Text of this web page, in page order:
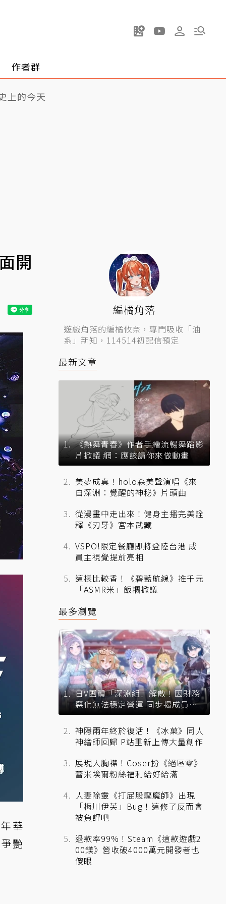
作者群
上的今天
開
華
艷
編橘角落
遊戲角落的編橘攸奈，專門吸收「油
系」新知，114514初配信預定
最新文章
《熱舞青春》作者手繪流暢舞蹈影
片掀議 網：應該請你來做動畫
美夢成真！holo森美聲演唱《來
自深淵：覺醒的神秘》片頭曲
從漫畫中走出來！健身主播完美詮
釋《刃牙》宮本武藏
VSPO!限定餐廳即將登陸台港 成
員主視覺提前亮相
這樣比較香！《碧藍航線》推千元
「ASMR米」飯糰掀議
最多瀏覽
日V團體「深淵組」解散！因財務
惡化無法穩定營運 同步揭成員未
來去向
神隱兩年終於復活！《冰菓》同人
神繪師回歸 P站重新上傳大量創作
展現大胸襟！Coser扮《絕區零》
蕾米埃爾粉絲福利給好給滿
人妻除靈《打屁股驅魔師》出現
「梅川伊芙」Bug！這修了反而會
被負評吧
退款率99%！Steam《這款遊戲2
00鎂》營收破4000萬元開發者也
傻眼